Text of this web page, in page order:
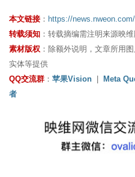
本文链接 ： https://
转载须知 ：转载摘编需注明来源映
素材版权 ：除额外说明，文章所用
实体等提供
QQ交流群 ： 苹果Vision Meta
者